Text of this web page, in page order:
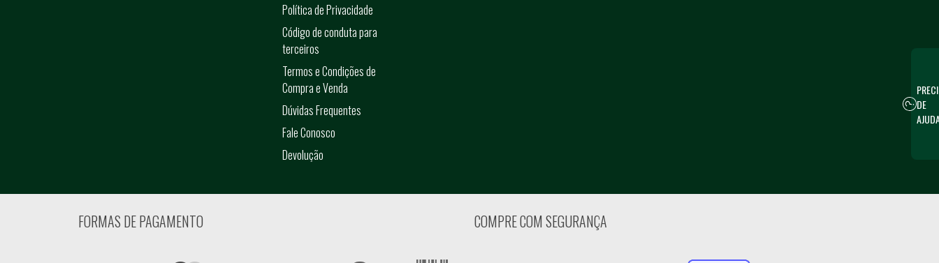
Política de Privacidade
Código de conduta para
terceiros
Termos e Condições de
Compra e Venda
Dúvidas Frequentes
Fale Conosco
Devolução
FORMAS DE PAGAMENTO COMPRE COM SEGURANÇA
DE